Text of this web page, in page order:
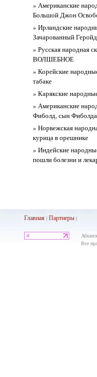
» Американские
Большой Джон
» Ирландские
Зачарованный
» Русская народная
ВОЛШЕБНОЕ
» Корейские
табаке
» Карякские
» Американские
Фиболд, сын Фиболда
» Норвежская
курица в орешнике
» Индейские
пошли болезни и
Главная| Партнеры|
Все